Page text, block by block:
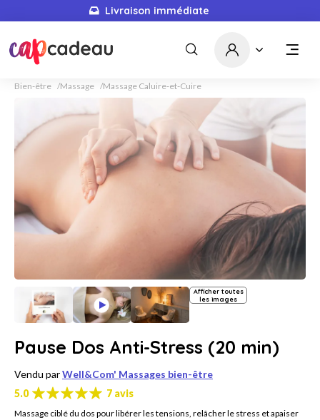
Livraison immédiate
Bien-être Massage Massage Caluire-et-Cuire
Afficher toutes
les images
Pause Dos Anti-Stress (20 min)
Vendu parWell&Com' Massages bien-être
5.0
7 avis
Massage ciblé du dos pour libérer les tensions, relâcher le stress et apaiser